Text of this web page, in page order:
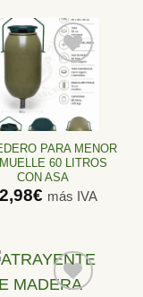
Añadir
a la
lista de
PARA MENOR
60 LITROS
CON ASA
€ más IVA